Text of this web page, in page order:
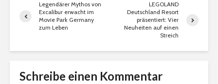
Legendärer Mythos von
Excalibur erwacht im
Movie Park Germany
zum Leben
LEGOLAND
Deutschland Resort
präsentiert: Vier
Neuheiten auf einen
Streich
Schreibe einen Kommentar